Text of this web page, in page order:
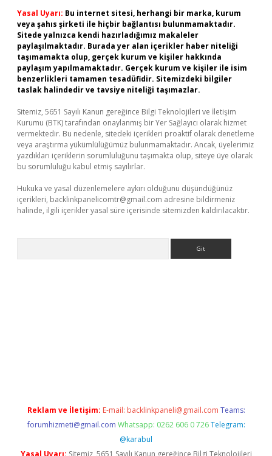
Yasal Uyarı: Bu internet sitesi, herhangi bir marka, kurum
veya şahıs şirketi ile hiçbir bağlantısı bulunmamaktadır.
Sitede yalnızca kendi hazırladığımız makaleler
paylaşılmaktadır. Burada yer alan içerikler haber niteliği
taşımamakta olup, gerçek kurum ve kişiler hakkında
paylaşım yapılmamaktadır. Gerçek kurum ve kişiler ile isim
benzerlikleri tamamen tesadüfidir. Sitemizdeki bilgiler
taslak halindedir ve tavsiye niteliği taşımazlar.
Sitemiz, 5651 Sayılı Kanun gereğince Bilgi Teknolojileri ve İletişim
Kurumu (BTK) tarafından onaylanmış bir Yer Sağlayıcı olarak hizmet
vermektedir. Bu nedenle, sitedeki içerikleri proaktif olarak denetleme
veya araştırma yükümlülüğümüz bulunmamaktadır. Ancak, üyelerimiz
yazdıkları içeriklerin sorumluluğunu taşımakta olup, siteye üye olarak
bu sorumluluğu kabul etmiş sayılırlar.
Hukuka ve yasal düzenlemelere aykırı olduğunu düşündüğünüz
içerikleri, backlinkpanelicomtr@gmail.com adresine bildirmeniz
halinde, ilgili içerikler yasal süre içerisinde sitemizden kaldırılacaktır.
Reklam ve İletişim: E-mail: backlinkpaneli@gmail.com Teams:
forumhizmeti@gmail.com Whatsapp: 0262 606 0 726 Telegram:
@karabul
Yasal Uyarı: Sitemiz, 5651 Sayılı Kanun gereğince Bilgi Teknolojileri